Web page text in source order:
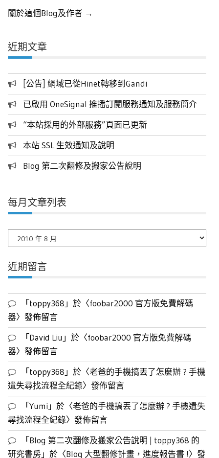
關於這個Blog及作者 →
近期文章
[公告] 網域已從Hinet轉移到Gandi
已啟用 OneSignal 推播訂閱服務通知及服務簡介
“本站採用的外部服務”頁面已更新
本站 SSL 生效通知及說明
Blog 第二次翻修及搬家公告說明
每月文章列表
月
章
列
近期留言
「toppy368 」於〈foobar2000 官方版免費解碼
器〉發佈留言
「David Liu 」於〈foobar2000 官方版免費解碼
器〉發佈留言
「toppy368 」於〈老爸的手機搞丟了怎麼辦 ? 手機
遺失尋找流程全紀錄〉發佈留言
「Yumi 」於〈老爸的手機搞丟了怎麼辦 ? 手機遺失
尋找流程全紀錄〉發佈留言
「Blog 第二次翻修及搬家公告說明 | toppy368 的
研究書房」於〈Blog 大型翻修計畫，進度報告書 !〉發